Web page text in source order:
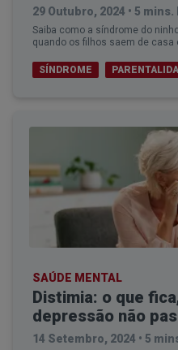
29 Outubro, 2024 • 5
Saiba como a síndrome do
quando os filhos saem de casa
SÍNDROME
SAÚDE MENTAL
Distimia: o que
depressão não
14 Setembro, 2024 • 5